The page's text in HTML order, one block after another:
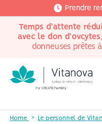
Prendre
Temps d'attente
avec le don d'ovcytes
donneuses prêtes
Home Le personnel de